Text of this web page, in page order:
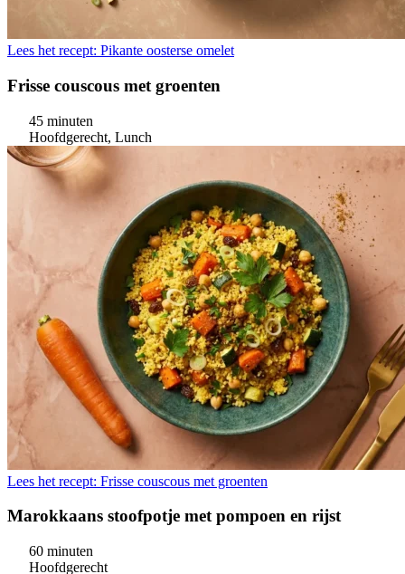
Lees het recept: Pikante oosterse omelet
Frisse couscous met groenten
45 minuten
Hoofdgerecht, Lunch
Lees het recept: Frisse couscous met groenten
Marokkaans stoofpotje met pompoen en rijst
60 minuten
Hoofdgerecht